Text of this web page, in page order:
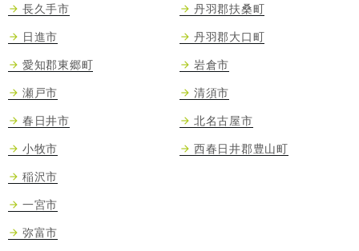
長久手市
日進市
愛知郡東郷町
瀬戸市
春日井市
小牧市
丹羽郡扶桑町
丹羽郡大口町
岩倉市
清須市
北名古屋市
西春日井郡豊山町
稲沢市
一宮市
弥富市